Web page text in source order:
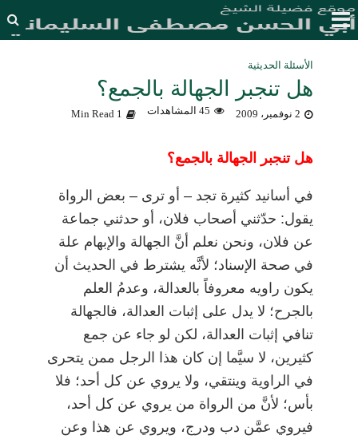
الأسئلة الحديثية
هل تنجبر الجهالة بالجمع؟
2 نوفمبر، 2009 45 المشاهدات 1 Min Read
هل تنجبر الجهالة بالجمع؟
في أسانيد كثيرة تجد– أو ترى– بعض الرواة
يقول: حدّثني أصحاب فلان، أو حدثني جماعة
عن فلان، ونحن نعلم أنَّ الجهالة والإبهام علة
في صحة الإسناد؛ لأنَّه يشترط في الحديث أن
يكون راويه معروفاً بالعدالة، وعدمُ العلم
بالجرح؛ لا يدل على إثبات العدالة، فالجهالة
تنافي إثبات العدالة، لكن لو جاء عن جمع
كثيرين، لا سيَّما إن كان هذا الرجل ممن يتحرى
في الراوية وينتقي، ولا يروي عن كل أحد؛ فلا
بأس؛ لأنَّ من الرواة من يروي عن كل أحد،
فيروي عمَّن دب ودرج، ويروي عن هذا وعن